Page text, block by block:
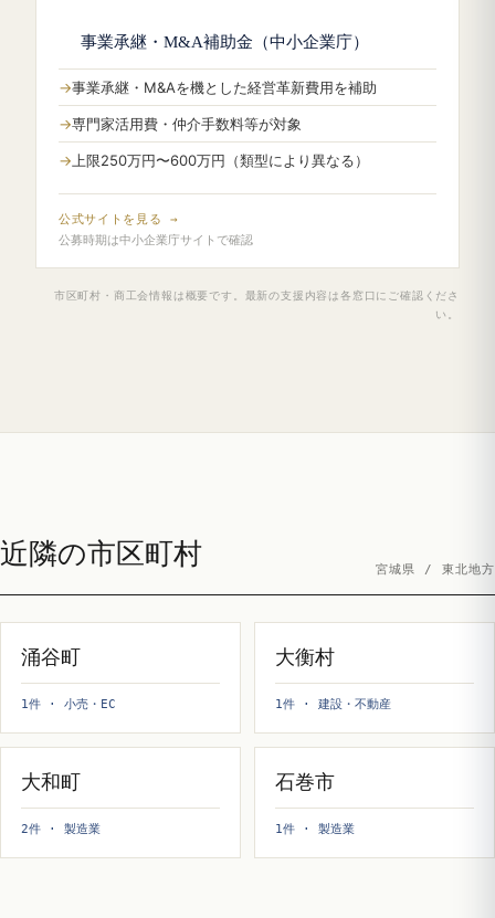
事業承継・M&A補助金（中小企業庁）
事業承継・M&Aを機とした経営革新費用を補助
専門家活用費・仲介手数料等が対象
上限250万円〜600万円（類型により異なる）
公式サイトを見る →
公募時期は中小企業庁サイトで確認
市区町村・商工会情報は概要です。最新の支援内容は各窓口にご確認くださ
い。
近隣の市区町村 宮城県 / 東北地方
涌谷町
1件 · 小売・EC
大衡村
1件 · 建設・不動産
大和町
2件 · 製造業
石巻市
1件 · 製造業